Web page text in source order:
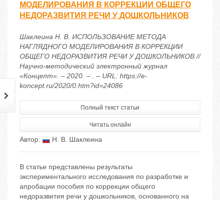
МОДЕЛИРОВАНИЯ В КОРРЕКЦИИ ОБЩЕГО
НЕДОРАЗВИТИЯ РЕЧИ У ДОШКОЛЬНИКОВ
Шаклеина Н. В. ИСПОЛЬЗОВАНИЕ МЕТОДА
НАГЛЯДНОГО МОДЕЛИРОВАНИЯ В КОРРЕКЦИИ
ОБЩЕГО НЕДОРАЗВИТИЯ РЕЧИ У ДОШКОЛЬНИКОВ //
Научно-методический электронный журнал
«Концепт». – 2020. – . – URL: https://e-
koncept.ru/2020/0.htm?id=24086
Полный текст статьи
Читать онлайн
Автор: Н. В. Шаклеина
В статье представлены результаты
экспериментального исследования по разработке и
апробации пособия по коррекции общего
недоразвития речи у дошкольников, основанного на